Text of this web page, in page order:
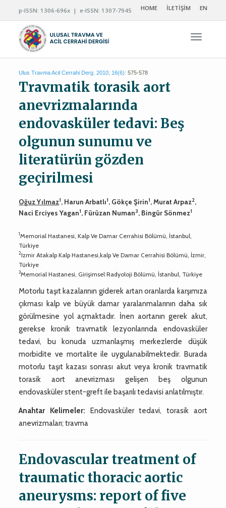
p-ISSN: 1306-696x | e-ISSN: 1307-7945 HOME İLETİŞİM EN
Ulus Travma Acil Cerrahi Derg. 2010; 16(6): 575-578
Travmatik torasik aort
anevrizmalarında
endovasküler tedavi: Beş
olgunun sunumu ve
literatürün gözden
geçirilmesi
Oğuz Yılmaz1, Harun Arbatlı1, Gökçe Şirin1, Murat Arpaz2,
Naci Erciyes Yagan1, Fürüzan Numan3, Bingür Sönmez1
1Memorial Hastanesi, Kalp Ve Damar Cerrahisi Bölümü, İstanbul,
Türkiye
2Izmir Atakalp Kalp Hastanesi,kalp Ve Damar Cerrahisi Bölümü, İzmir,
Türkiye
3Memorial Hastanesi, Girişimsel Radyoloji Bölümü, İstanbul, Türkiye
Motorlu taşıt kazalarının giderek artan oranlarda karşımıza
çıkması kalp ve büyük damar yaralanmalarının daha sık
görülmesine yol açmaktadır. İnen aortanın gerek akut,
gerekse kronik travmatik lezyonlarında endovasküler
tedavi, bu konuda uzmanlaşmış merkezlerde düşük
morbidite ve mortalite ile uygulanabilmektedir. Burada
motorlu taşıt kazası sonrası akut veya kronik travmatik
torasik aort anevrizması gelişen beş olgunun
endovasküler stent-greft ile başarılı tedavisi anlatılmıştır.
Anahtar Kelimeler: Endovasküler tedavi, torasik aort
anevrizmaları; travma
Endovascular treatment of
traumatic thoracic aortic
aneurysms: report of five